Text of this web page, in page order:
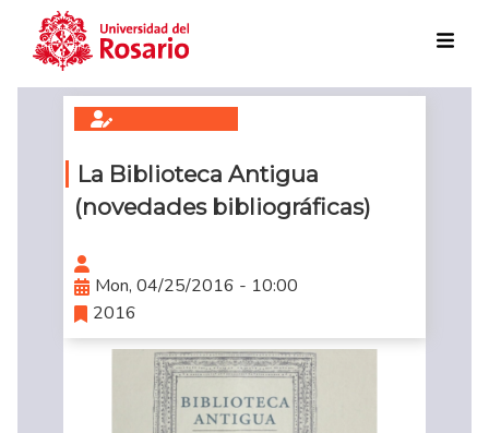
Skip to main content
La Biblioteca Antigua
(novedades bibliográficas)
Mon, 04/25/2016 - 10:00
2016